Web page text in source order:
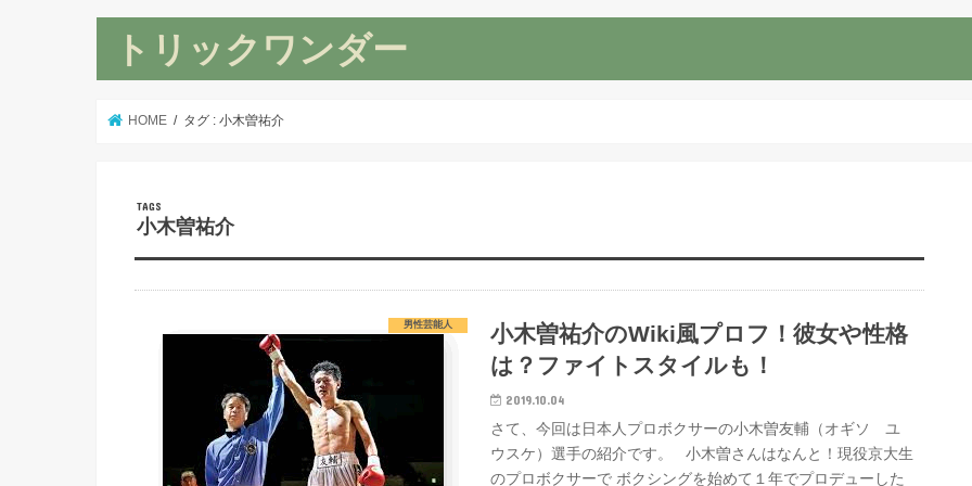
トリックワンダー
HOME タグ : 小木曽祐介
小木曽祐介
男性芸能人
小木曽祐介のWiki風プロフ！彼女や性格
は？ファイトスタイルも！
2019.10.04
さて、今回は日本人プロボクサーの小木曽友輔（オギソ ユ
ウスケ）選手の紹介です。 小木曽さんはなんと！現役京大生
のプロボクサーで ボクシングを始めて１年でプロデューした